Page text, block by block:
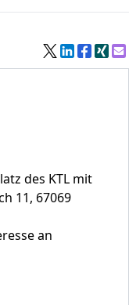
des KTL mit
11, 67069
an